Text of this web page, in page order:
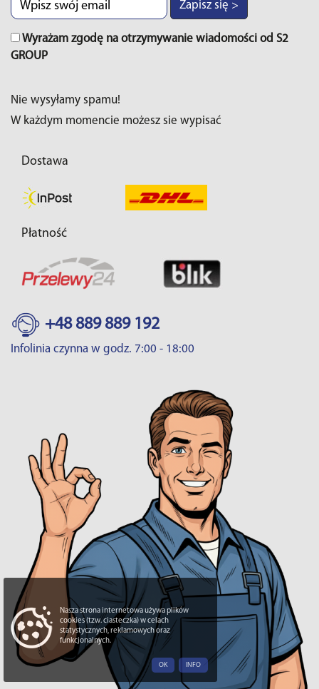
Zapisz się >
Wyrażam zgodę na otrzymywanie wiadomości od S2
GROUP
Nie wysyłamy spamu!
W każdym momencie możesz sie wypisać
Dostawa
Płatność
+48 889 889 192
Infolinia czynna w godz. 7:00 - 18:00
Nasza strona internetowa używa plików
cookies (tzw. ciasteczka) w celach
statystycznych, reklamowych oraz
funkcjonalnych.
INFO
OK